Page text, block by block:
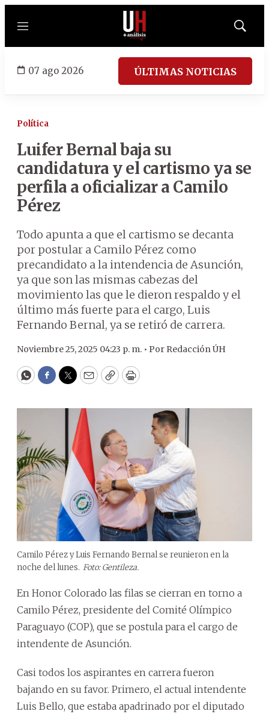
Menú
Mostrar
07 ago 2026 ÚLTIMAS NOTICIAS
Política
Luifer Bernal baja su
candidatura y el cartismo ya se
perfila a oficializar a Camilo
Pérez
Todo apunta a que el cartismo se decanta
por postular a Camilo Pérez como
precandidato a la intendencia de Asunción,
ya que son las mismas cabezas del
movimiento las que le dieron respaldo y el
último más fuerte para el cargo, Luis
Fernando Bernal, ya se retiró de carrera.
Noviembre 25, 2025 04:23 p. m. • Por Redacción ÚH
WhatsApp
Facebook
Twitter
EmailCopyPrint
Camilo Pérez y Luis Fernando Bernal se reunieron en la
noche del lunes. Foto: Gentileza.
En Honor Colorado las filas se cierran en torno a
Camilo Pérez, presidente del Comité Olímpico
Paraguayo (COP), que se postula para el cargo de
intendente de Asunción.
Casi todos los aspirantes en carrera fueron
bajando en su favor. Primero, el actual intendente
Luis Bello, que estaba apadrinado por el diputado